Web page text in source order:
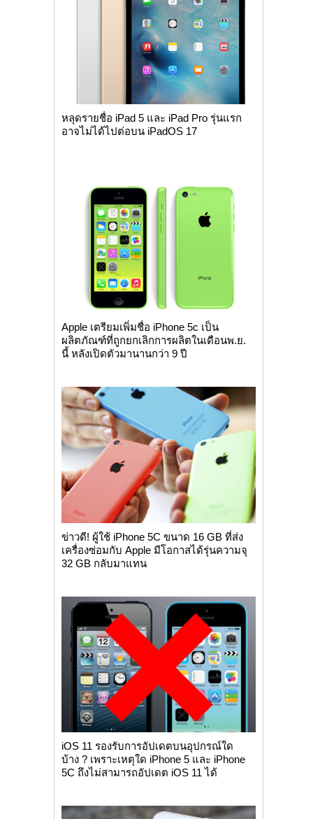
หลุดรายชื่อ iPad 5 และ iPad Pro รุ่นแรก
อาจไม่ได้ไปต่อบน iPadOS 17
Apple เตรียมเพิ่มชื่อ iPhone 5c เป็น
ผลิตภัณฑ์ที่ถูกยกเลิกการผลิตในเดือนพ.ย.
นี้ หลังเปิดตัวมานานกว่า 9 ปี
ข่าวดี! ผู้ใช้ iPhone 5C ขนาด 16 GB ที่ส่ง
เครื่องซ่อมกับ Apple มีโอกาสได้รุ่นความจุ
32 GB กลับมาแทน
iOS 11 รองรับการอัปเดตบนอุปกรณ์ใด
บ้าง ? เพราะเหตุใด iPhone 5 และ iPhone
5C ถึงไม่สามารถอัปเดต iOS 11 ได้